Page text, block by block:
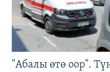
"Абалы өтө оор".